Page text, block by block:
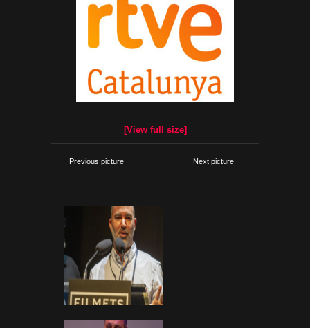
[View full size]
← Previous picture Next picture →